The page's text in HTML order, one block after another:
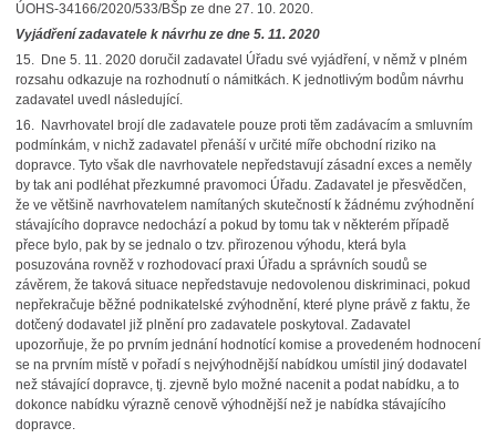
ÚOHS-34166/2020/533/BŠp ze dne 27. 10. 2020.
Vyjádření zadavatele k návrhu ze dne 5. 11. 2020
15. Dne 5. 11. 2020 doručil zadavatel Úřadu své vyjádření, v němž v plném
rozsahu odkazuje na rozhodnutí o námitkách. K jednotlivým bodům návrhu
zadavatel uvedl následující.
16. Navrhovatel brojí dle zadavatele pouze proti těm zadávacím a smluvním
podmínkám, v nichž zadavatel přenáší v určité míře obchodní riziko na
dopravce. Tyto však dle navrhovatele nepředstavují zásadní exces a neměly
by tak ani podléhat přezkumné pravomoci Úřadu. Zadavatel je přesvědčen,
že ve většině navrhovatelem namítaných skutečností k žádnému zvýhodnění
stávajícího dopravce nedochází a pokud by tomu tak v některém případě
přece bylo, pak by se jednalo o tzv. přirozenou výhodu, která byla
posuzována rovněž v rozhodovací praxi Úřadu a správních soudů se
závěrem, že taková situace nepředstavuje nedovolenou diskriminaci, pokud
nepřekračuje běžné podnikatelské zvýhodnění, které plyne právě z faktu, že
dotčený dodavatel již plnění pro zadavatele poskytoval. Zadavatel
upozorňuje, že po prvním jednání hodnotící komise a provedeném hodnocení
se na prvním místě v pořadí s nejvýhodnější nabídkou umístil jiný dodavatel
než stávající dopravce, tj. zjevně bylo možné nacenit a podat nabídku, a to
dokonce nabídku výrazně cenově výhodnější než je nabídka stávajícího
dopravce.